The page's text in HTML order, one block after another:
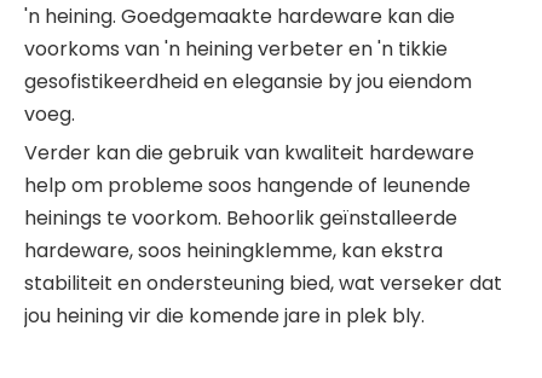
'n heining. Goedgemaakte hardeware kan die
voorkoms van 'n heining verbeter en 'n tikkie
gesofistikeerdheid en elegansie by jou eiendom
voeg.
Verder kan die gebruik van kwaliteit hardeware
help om probleme soos hangende of leunende
heinings te voorkom. Behoorlik geïnstalleerde
hardeware, soos heiningklemme, kan ekstra
stabiliteit en ondersteuning bied, wat verseker dat
jou heining vir die komende jare in plek bly.